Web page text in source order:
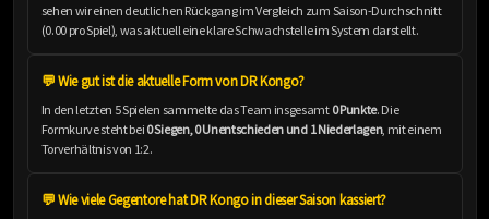
sehen wir einen deutlichen Rückgang im Vergleich zum Saison-Durchschnitt
(0.00 pro Spiel), was aktuell eine klare Schwachstelle im System darstellt.
💬 Wie gut ist die aktuelle Form von DR Kongo?
In den letzten 5 Spielen sammelte das Team insgesamt 0 Punkte. Die
Formkurve steht bei 0 Siegen, 0 Unentschieden und 1 Niederlagen, mit einem
Torverhältnis von 1:2.
💬 Wie viele Gegentore hat DR Kongo in dieser Saison kassiert?